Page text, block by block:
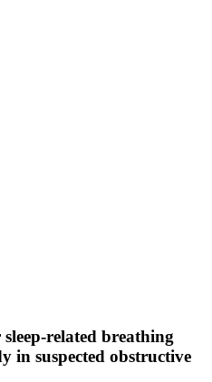
related breathing
in suspected obstructive